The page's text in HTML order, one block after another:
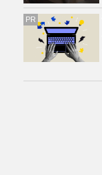
PR